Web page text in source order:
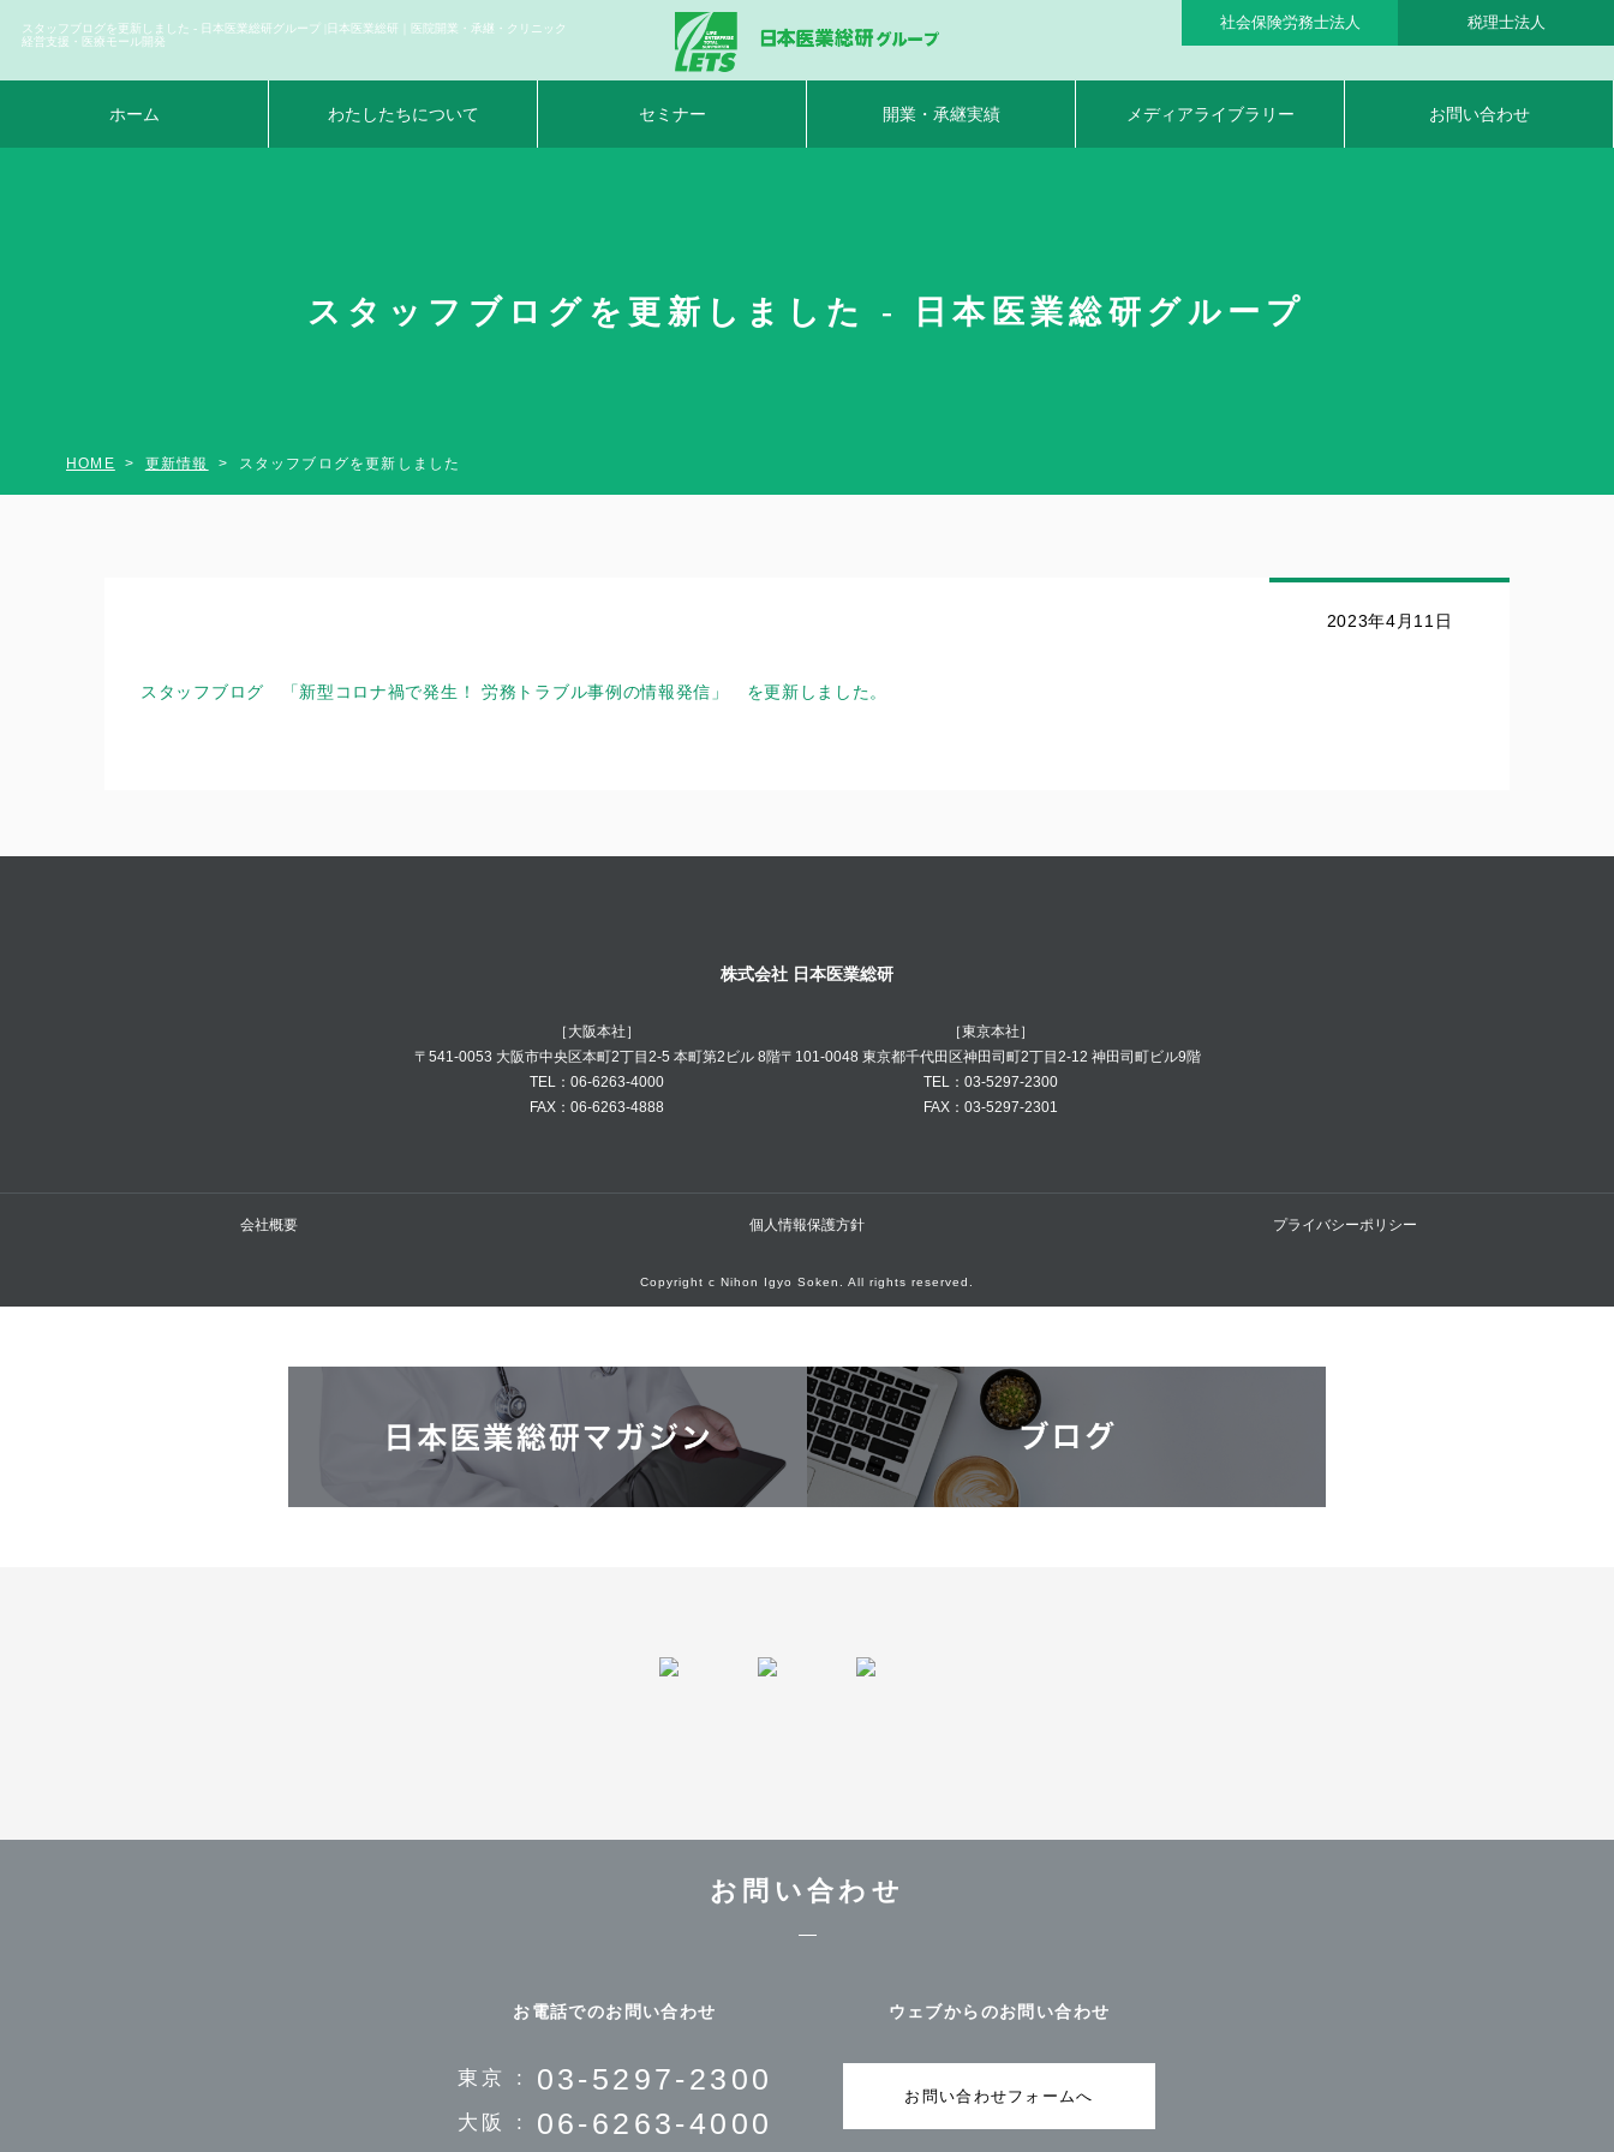
スタッフブログを更新しました - 日本医業総研グループ |日本医業総研｜医院開業・承継・クリニック
経営支援・医療モール開発
社会保険労務士法人 税理士法人
ホーム わたしたちについて セミナー 開業・承継実績 メディアライブラリー お問い合わせ
スタッフブログを更新しました - 日本医業総研グループ
HOME 更新情報 スタッフブログを更新しました
2023年4月11日
スタッフブログ 「新型コロナ禍で発生！ 労務トラブル事例の情報発信」 を更新しました。
株式会社 日本医業総研
［大阪本社］
〒541-0053 大阪市中央区本町2丁目2-5 本町第2ビル 8階
TEL：06-6263-4000
FAX：06-6263-4888
［東京本社］
〒101-0048 東京都千代田区神田司町2丁目2-12 神田司町ビル9階
TEL：03-5297-2300
FAX：03-5297-2301
会社概要 個人情報保護方針 プライバシーポリシー
Copyright c Nihon Igyo Soken. All rights reserved.
お問い合わせ
お電話でのお問い合わせ
東京 : 03-5297-2300
大阪 : 06-6263-4000
ウェブからのお問い合わせ
お問い合わせフォームへ